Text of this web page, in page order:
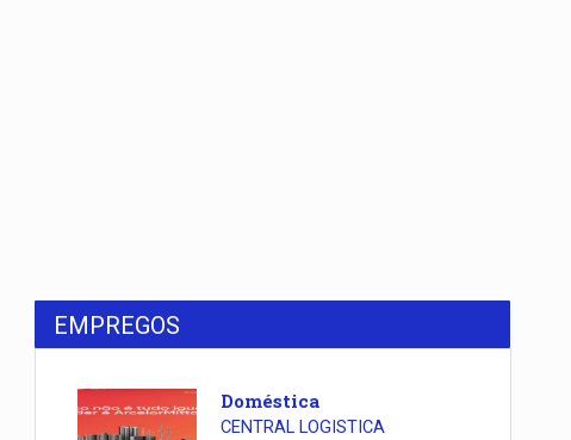
EMPREGOS
Doméstica
CENTRAL LOGISTICA